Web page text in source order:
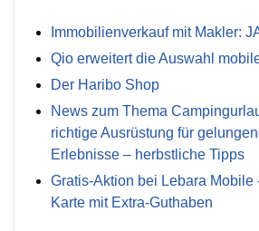
Immobilienverkauf mit Makler:
Qio erweitert die Auswahl
Der Haribo Shop
News zum Thema
richtige Ausrüstung für
Erlebnisse – herbstliche Tipps
Gratis-Aktion bei Lebara Mobile
Karte mit Extra-Guthaben